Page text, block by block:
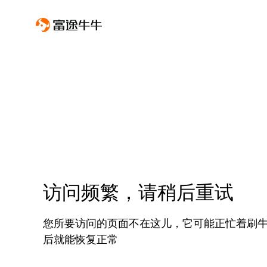
访问频繁，请稍后重试
您所要访问的页面不在这儿，它可能正忙着刷
后就能恢复正常